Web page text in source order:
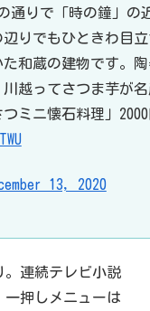
りで「時の鐘」の
りでもひときわ目
和蔵の建物です。
越ってさつま芋が
ミニ懐石料理」
13, 2020
。連続テレビ小説
一押しメニューは